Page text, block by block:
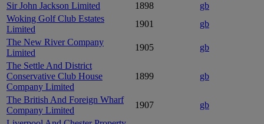
Sir John Jackson Limited
1898
gb
Woking Golf Club Estates
Limited
1901
gb
The New River Company
Limited
1905
gb
The Settle And District
Conservative Club House
Company Limited
1899 gb
The British And Foreign Wharf
Company Limited
1907
gb